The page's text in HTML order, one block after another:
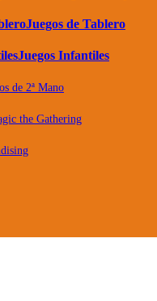
Juegos de Tablero
Juegos Infantiles
de 2ª Mano
the Gathering